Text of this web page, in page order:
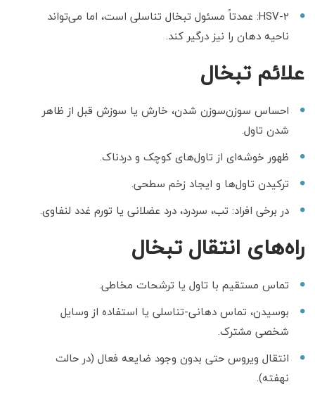
HSV-2: عمدتاً مسئول تبخال تناسلی است، اما می‌تواند
ناحیه دهان را نیز درگیر کند.
علائم تبخال
احساس سوزن‌سوزن شدن، خارش یا سوزش قبل از ظاهر
شدن تاول.
ظهور خوشه‌ای از تاول‌های کوچک و دردناک.
ترکیدن تاول‌ها و ایجاد زخم سطحی.
در برخی افراد: تب، سردرد، درد عضلانی یا تورم غدد لنفاوی.
راه‌های انتقال تبخال
تماس مستقیم با تاول یا ترشحات مخاطی.
بوسیدن، تماس دهانی-تناسلی یا استفاده از وسایل
شخصی مشترک.
انتقال ویروس حتی بدون وجود ضایعه فعال (در حالت
نهفته).